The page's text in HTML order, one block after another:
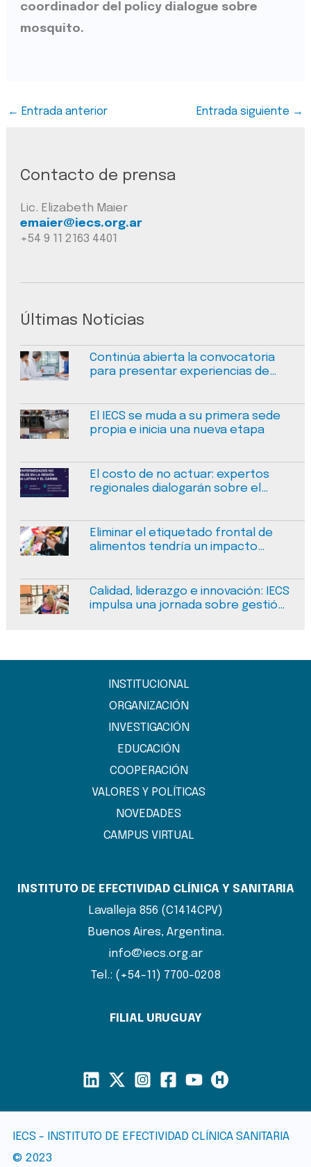
coordinador del policy dialogue sobre
mosquito.
← Entrada anterior Entrada siguiente →
Contacto de prensa
Lic. Elizabeth Maier
emaier@iecs.org.ar
+54 9 11 2163 4401
Últimas Noticias
Continúa abierta la convocatoria
para presentar experiencias de
El IECS se muda a su primera sede
propia e inicia una nueva etapa
El costo de no actuar: expertos
regionales dialogarán sobre el
Eliminar el etiquetado frontal de
alimentos tendría un impacto
Calidad, liderazgo e innovación: IECS
impulsa una jornada sobre gestión
INSTITUCIONAL
ORGANIZACIÓN
INVESTIGACIÓN
EDUCACIÓN
COOPERACIÓN
VALORES Y POLÍTICAS
NOVEDADES
CAMPUS VIRTUAL
INSTITUTO DE EFECTIVIDAD CLÍNICA Y SANITARIA
Lavalleja 856 (C1414CPV)
Buenos Aires, Argentina.
info@iecs.org.ar
Tel.: (+54-11) 7700-0208
FILIAL URUGUAY
IECS - INSTITUTO DE EFECTIVIDAD CLÍNICA SANITARIA
© 2023